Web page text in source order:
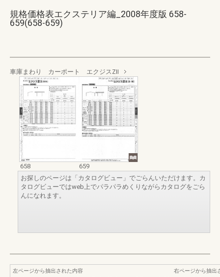
規格価格表エクステリア編_2008年度版 658-
659(658-659)
車庫まわり カーポート エクジスZⅡ
658
659
お探しのページは「カタログビュー」でごらんいただけます。カ
タログビューではweb上でパラパラめくりながらカタログをごら
んになれます。
左ページから抽出された内容
右ページから抽出